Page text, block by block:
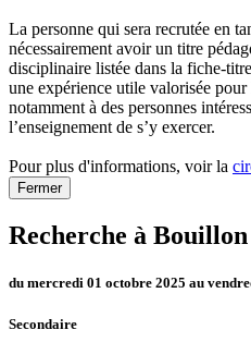
La personne qui sera recrutée en
nécessairement avoir un titre
disciplinaire listée dans la fiche-
une expérience utile valorisée
notamment à des personnes
l’enseignement de s’y exercer.
Pour plus d'informations, voir la
Fermer
Recherche à Bouillon
du mercredi 01 octobre 2025 au
Secondaire